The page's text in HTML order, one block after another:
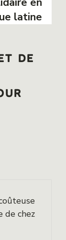
latine
de
de chez